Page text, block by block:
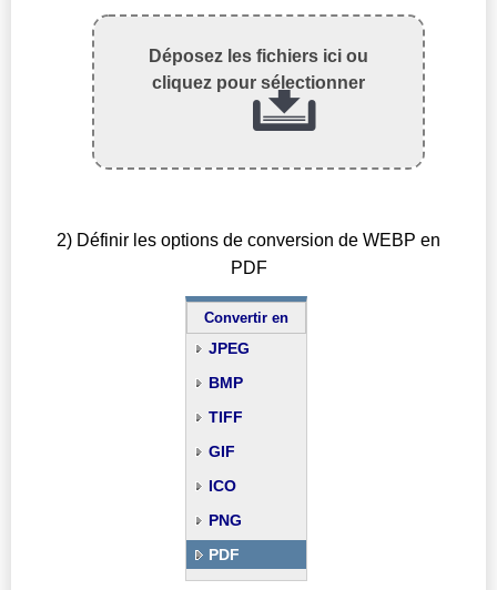
Déposez les fichiers ici ou
cliquez pour sélectionner
2) Définir les options de conversion de WEBP en
PDF
Convertir en
JPEG
BMP
TIFF
GIF
ICO
PNG
PDF